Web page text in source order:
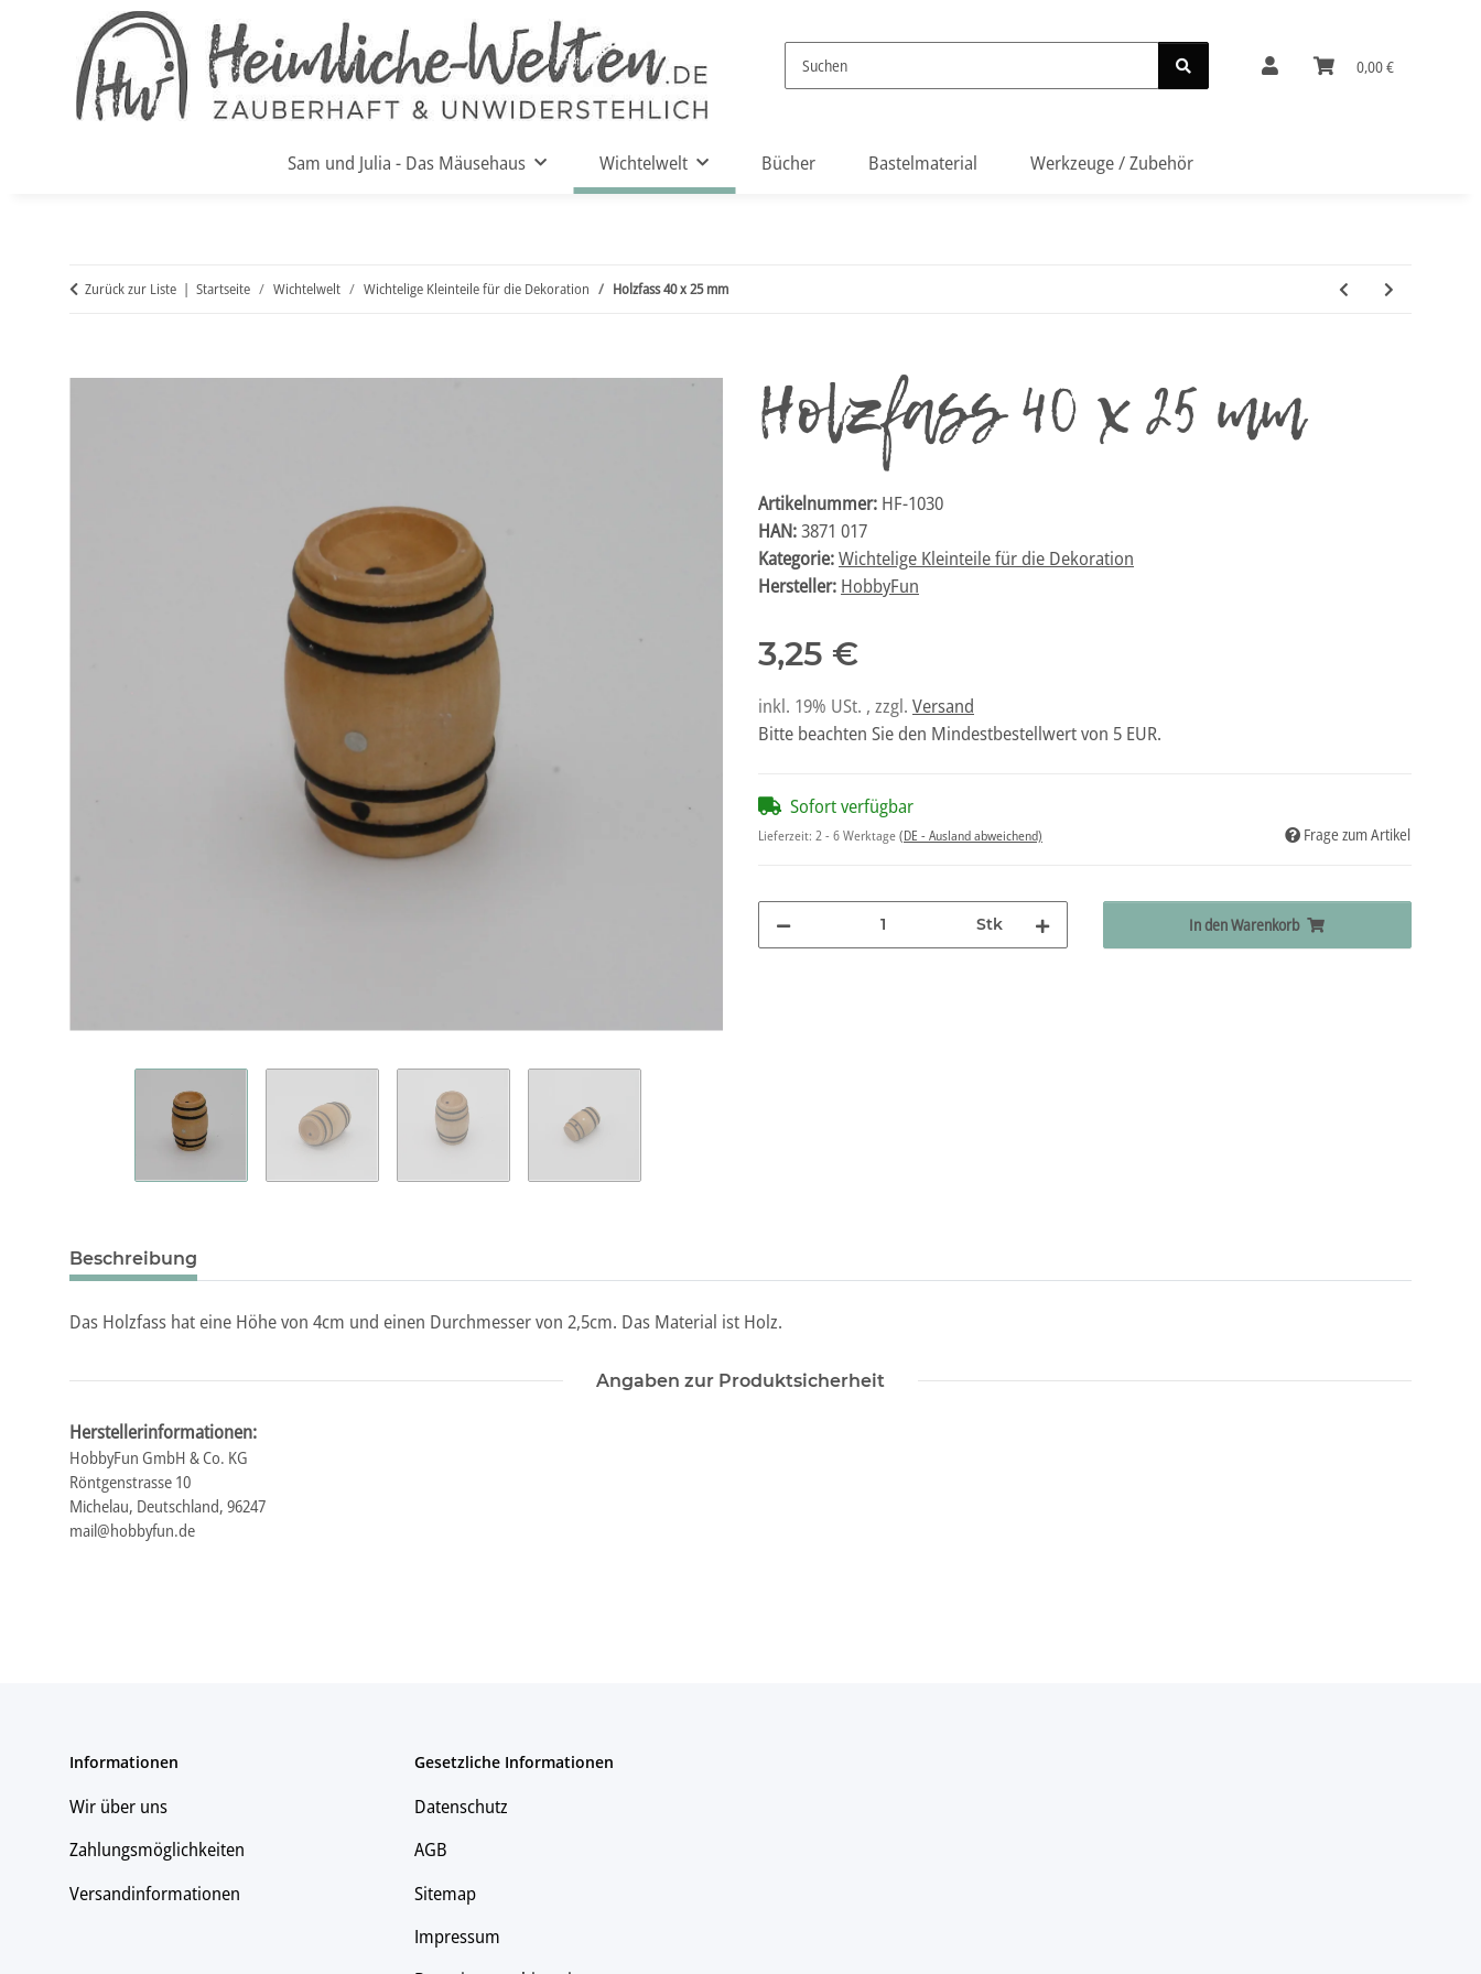
0,00 €
Sam und Julia - Das Mäusehaus Wichtelwelt Bücher Bastelmaterial Werkzeuge / Zubehör
Zurück zur Liste Startseite Wichtelwelt Wichtelige Kleinteile für die Dekoration Holzfass 40 x 25 mm
Holzfass 40 x 25 mm
Artikelnummer: HF-1030
HAN:3871 017
Kategorie:Wichtelige Kleinteile für die Dekoration
Hersteller: HobbyFun
3,25 €
inkl. 19% USt. , zzgl. Versand
Bitte beachten Sie den Mindestbestellwert von 5 EUR.
Sofort verfügbar
Lieferzeit: 2 - 6 Werktage(DE - Ausland abweichend) Frage zum Artikel
Stk In den Warenkorb
Beschreibung
Das Holzfass hat eine Höhe von 4cm und einen Durchmesser von 2,5cm. Das Material ist Holz.
Angaben zur Produktsicherheit
Herstellerinformationen:
HobbyFun GmbH & Co. KG
Röntgenstrasse 10
Michelau, Deutschland, 96247
mail@hobbyfun.de
Informationen
Wir über uns
Zahlungsmöglichkeiten
Versandinformationen
Gesetzliche Informationen
Datenschutz
AGB
Sitemap
Impressum